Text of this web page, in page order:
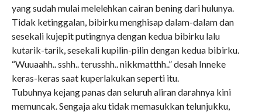
yang sudah mulai melelehkan cairan bening dari hulunya.
Tidak ketinggalan, bibirku menghisap dalam-dalam dan
sesekali kujepit putingnya dengan kedua bibirku lalu
kutarik-tarik, sesekali kupilin-pilin dengan kedua bibirku.
“Wuuaahh.. sshh.. terusshh.. nikkmatthh..” desah Inneke
keras-keras saat kuperlakukan seperti itu.
Tubuhnya kejang panas dan seluruh aliran darahnya kini
memuncak. Sengaja aku tidak memasukkan telunjukku,